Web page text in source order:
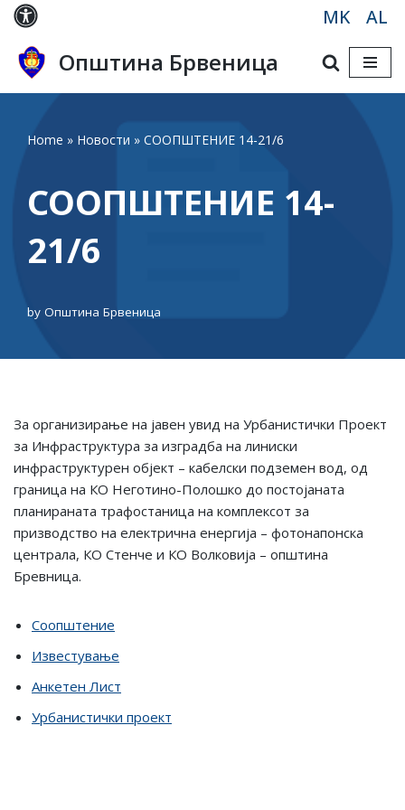
Skip
to
content
MK AL
Општина Брвеница
Home » Новости » СООПШТЕНИЕ 14-21/6
СООПШТЕНИЕ 14-
21/6
by Општина Брвеница
Зa oрганизирање нa јавен увид на Урбанистички Проект
за Инфраструктура за изградба на линиски
инфраструктурен објект – кабелски подземен вод, од
граница на КО Неготино-Полошко до постојаната
планираната трафостаница на комплексот за
призводство на електрична енергија – фотонапонска
централа, КО Стенче и КО Волковија – општина
Бревница.
Соопштение
Известување
Анкетен Лист
Урбанистички проект